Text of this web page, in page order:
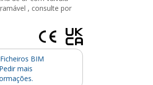
, consulte por
Ficheiros BIM
Pedir mais